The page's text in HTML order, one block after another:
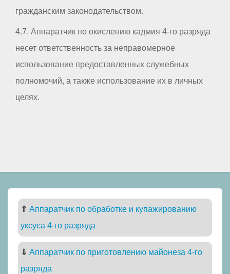
гражданским законодательством.
4.7. Аппаратчик по окислению кадмия 4-го разряда
несет ответственность за неправомерное
использование предоставленных служебных
полномочий, а также использование их в личных
целях.
⇑ Аппаратчик по обработке и купажированию
уксуса 4-го разряда
⇓ Аппаратчик по приготовлению майонеза 4-го
разряда